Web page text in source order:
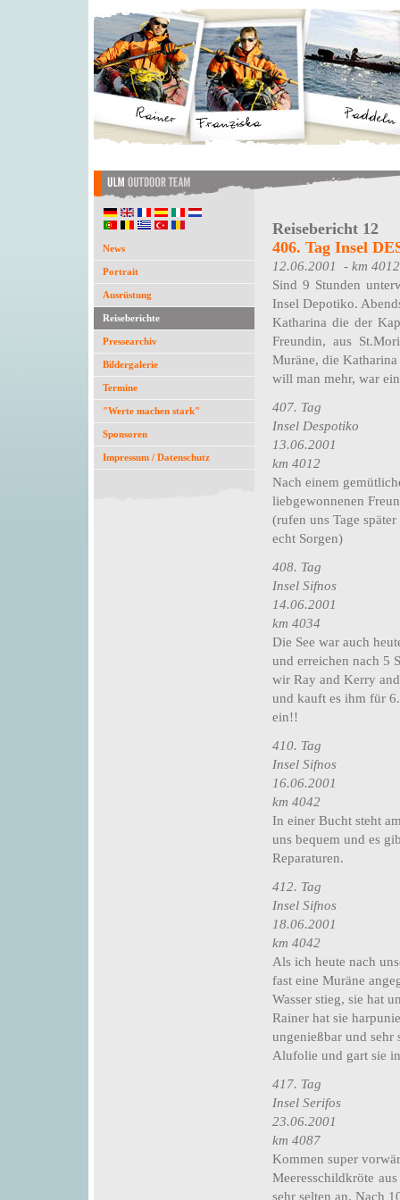
News
Portrait
Ausrüstung
Reiseberichte
Pressearchiv
Bildergalerie
Termine
"Werte machen stark"
Sponsoren
Impressum / Datenschutz
Reisebericht 12
406. Tag Insel
12.06.2001 - km 4012
Sind 9 Stunden
Insel Depotiko.
Katharina die der
Freundin, aus
Muräne, die
will man mehr, war
407. Tag
Insel Despotiko
13.06.2001
km 4012
Nach einem
liebgewonnenen
(rufen uns Tage
echt Sorgen)
408. Tag
Insel Sifnos
14.06.2001
km 4034
Die See war auch
und erreichen nach 5
wir Ray and Kerry
und kauft es ihm für
ein!!
410. Tag
Insel Sifnos
16.06.2001
km 4042
In einer Bucht steht
uns bequem und es
Reparaturen.
412. Tag
Insel Sifnos
18.06.2001
km 4042
Als ich heute nach
fast eine Muräne
Wasser stieg, sie hat
Rainer hat sie
ungenießbar und sehr
Alufolie und gart sie
417. Tag
Insel Serifos
23.06.2001
km 4087
Kommen super
Meeresschildkröte
sehr selten an. Nach